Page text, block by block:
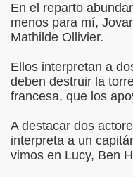
En el reparto
menos para mí,
Mathilde Ollivier.
Ellos interpretan a
deben destruir la
francesa, que los
A destacar dos
interpreta a un
vimos en Lucy, Ben